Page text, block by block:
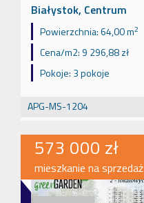
Białystok, Centrum
Powierzchnia:64,00 m2
Cena/m2: 9 296,88 zł
Pokoje: 3 pokoje
APG-MS-1204
573 000 zł
mieszkanie na sprzedaż